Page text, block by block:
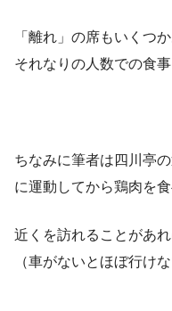
「離れ」の席もいくつ
それなりの人数での食
ちなみに筆者は四川亭
に運動してから鶏肉を食
近くを訪れることがあ
（車がないとほぼ行け